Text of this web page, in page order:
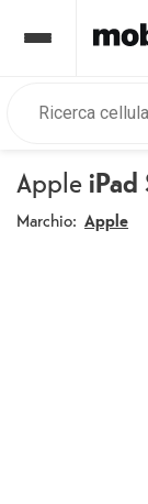
Apple iPad
Marchio: Apple